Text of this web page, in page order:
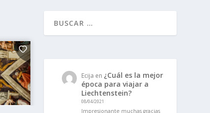
Ecija en ¿Cuál es la mejor
época para viajar a
Liechtenstein?
08/04/2021
Impresionante muchas gracias